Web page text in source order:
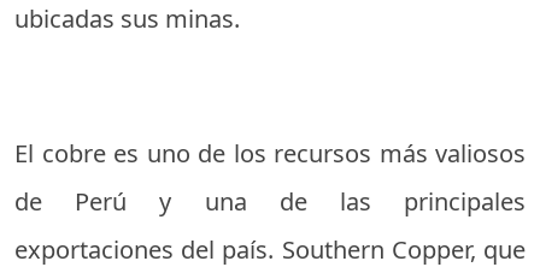
ubicadas sus minas.
El cobre es uno de los recursos más valiosos
de Perú y una de las principales
exportaciones del país. Southern Copper, que